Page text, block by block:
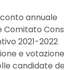
annuale
Comitato
2021-2022
e
candidate